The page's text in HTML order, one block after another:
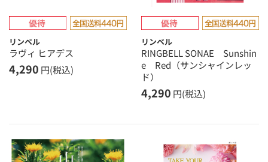
リンベル
ラヴィ ヒアデス
4,290 円(税込)
リンベル
RINGBELL SONAE Sunshin
e Red（サンシャインレッ
ド）
4,290 円(税込)